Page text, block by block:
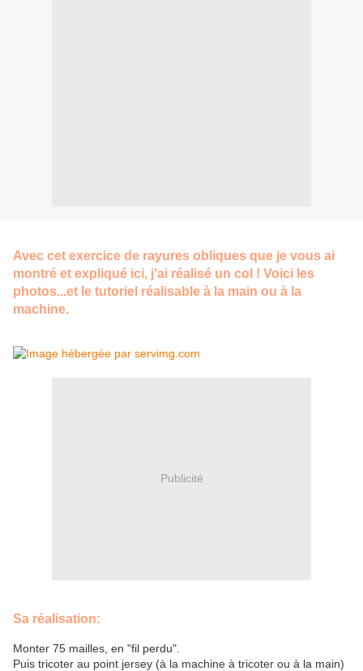
Avec cet exercice de rayures obliques que je vous ai
montré et expliqué ici, j'ai réalisé un col ! Voici les
photos...et le tutoriel réalisable à la main ou à la
machine.
Publicité
Sa réalisation:
Monter 75 mailles, en "fil perdu".
Puis tricoter au point jersey (à la machine à tricoter ou à la main)